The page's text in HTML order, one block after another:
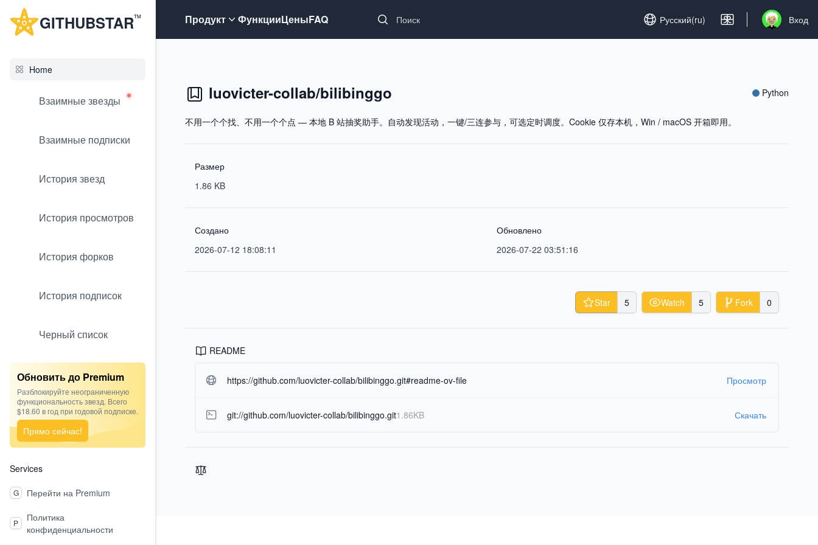
GITHUBSTARTM
Home
Взаимные звезды
Взаимные подписки
История звезд
История просмотров
История форков
История подписок
Черный список
Обновить до Premium
Разблокируйте неограниченную
функциональность звезд. Всего
$18.60 в год при годовой подписке.
Прямо сейчас!
Services
G Перейти на Premium
P
Политика
конфиденциальности
Продукт ФункцииЦеныFAQ
Set language
Русский(ru) Open user
Вход
luovicter-collab/bilibinggo Python
不用一个个找、不用一个个点 — 本地 B 站抽奖助手。自动发现活动，一键/三连参与，可选定时调度。Cookie 仅存本机，Win / macOS 开箱即用。
Размер
1.86 KB
Создано
2026-07-12 18:08:11
Обновлено
2026-07-22 03:51:16
Star 5 Watch 5 Fork 0
README
https://github.com/luovicter-collab/bilibinggo.git#readme-ov-file Просмотр
git://github.com/luovicter-collab/bilibinggo.git1.86KB Скачать